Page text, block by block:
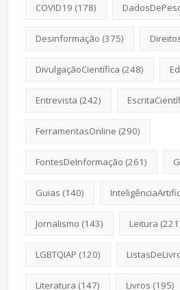
COVID19 (178)
Desinformação (375)
DivulgaçãoCientífica (248)
Entrevista (242)
FerramentasOnline (290)
FontesDeInformação (261)
Guias (140)
Jornalismo (143) Leitura
LGBTQIAP (120)
Literatura (147) Livros (195)